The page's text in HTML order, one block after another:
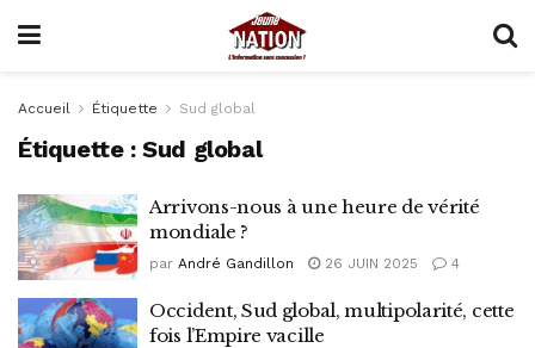
Accueil Étiquette Sud global
Étiquette :Sud global
Arrivons-nous à une heure de vérité
mondiale ?
par André Gandillon 26 JUIN 2025 4
Occident, Sud global, multipolarité, cette
fois l’Empire vacille